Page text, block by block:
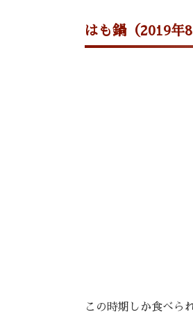
はも鍋（2019年
この時期しか食べら